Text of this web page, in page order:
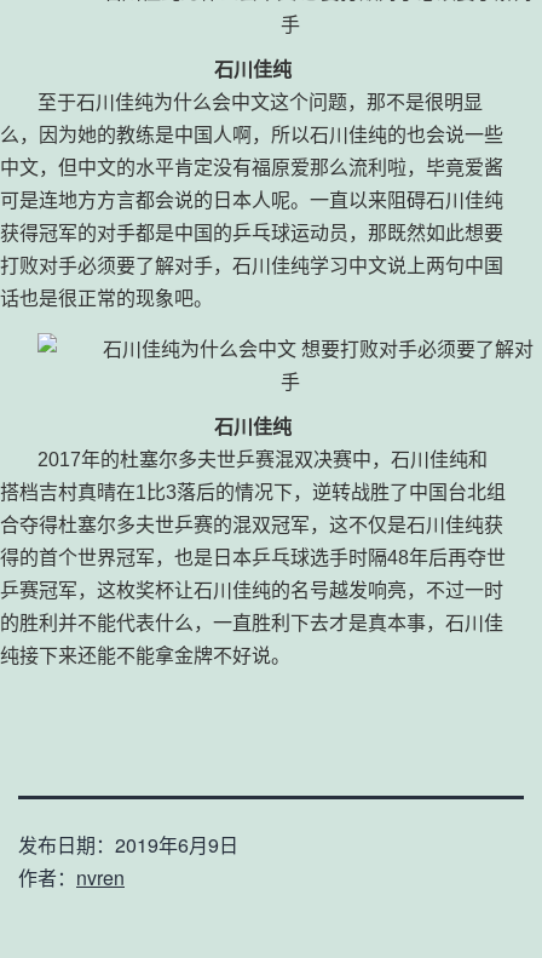
石川佳纯
至于石川佳纯为什么会中文这个问题，那不是很明显
么，因为她的教练是中国人啊，所以石川佳纯的也会说一些
中文，但中文的水平肯定没有福原爱那么流利啦，毕竟爱酱
可是连地方方言都会说的日本人呢。一直以来阻碍石川佳纯
获得冠军的对手都是中国的乒乓球运动员，那既然如此想要
打败对手必须要了解对手，石川佳纯学习中文说上两句中国
话也是很正常的现象吧。
石川佳纯
2017年的杜塞尔多夫世乒赛混双决赛中，石川佳纯和
搭档吉村真晴在1比3落后的情况下，逆转战胜了中国台北组
合夺得杜塞尔多夫世乒赛的混双冠军，这不仅是石川佳纯获
得的首个世界冠军，也是日本乒乓球选手时隔48年后再夺世
乒赛冠军，这枚奖杯让石川佳纯的名号越发响亮，不过一时
的胜利并不能代表什么，一直胜利下去才是真本事，石川佳
纯接下来还能不能拿金牌不好说。
发布日期： 2019年6月9日
作者： nvren